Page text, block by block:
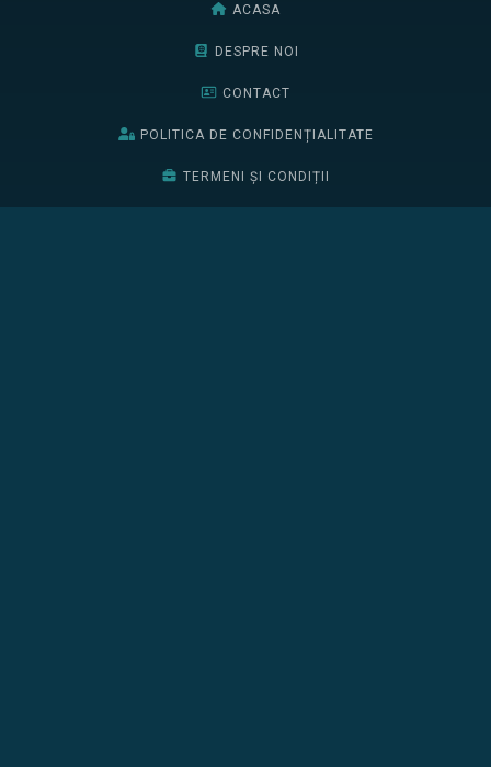
ACASA
DESPRE NOI
CONTACT
POLITICA DE CONFIDENȚIALITATE
TERMENI ȘI CONDIȚII